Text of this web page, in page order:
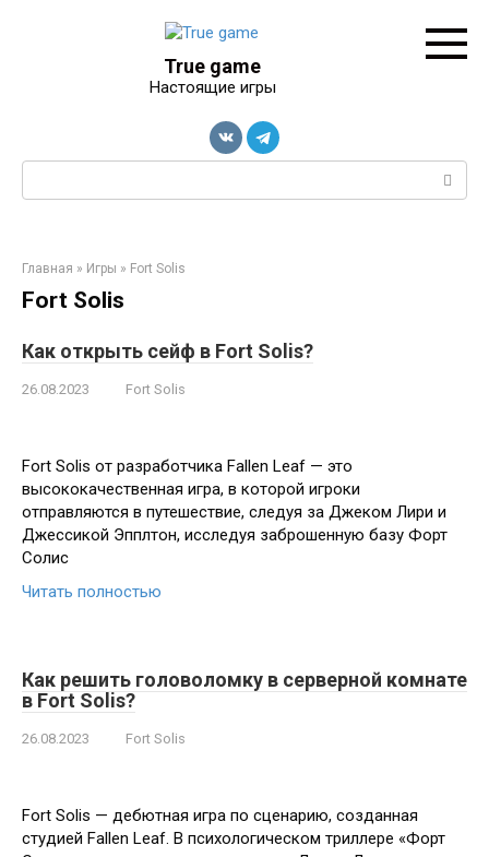
True game
Настоящие игры
Поиск:
Главная » Игры » Fort Solis
Fort Solis
Как открыть сейф в Fort Solis?
26.08.2023 Fort Solis
Fort Solis от разработчика Fallen Leaf — это
высококачественная игра, в которой игроки
отправляются в путешествие, следуя за Джеком Лири и
Джессикой Эпплтон, исследуя заброшенную базу Форт
Солис
Читать полностью
Как решить головоломку в серверной комнате
в Fort Solis?
26.08.2023 Fort Solis
Fort Solis — дебютная игра по сценарию, созданная
студией Fallen Leaf. В психологическом триллере «Форт